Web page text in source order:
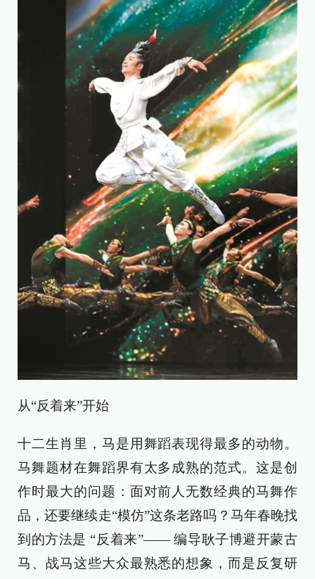
从“反着来”开始
十二生肖里，马是用舞蹈表现得最多的动物。
马舞题材在舞蹈界有太多成熟的范式。这是创
作时最大的问题：面对前人无数经典的马舞作
品，还要继续走“模仿”这条老路吗？马年春晚找
到的方法是 “反着来”—— 编导耿子博避开蒙古
马、战马这些大众最熟悉的想象，而是反复研